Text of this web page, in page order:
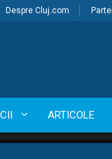
Despre Cluj.com
ARTICOLE